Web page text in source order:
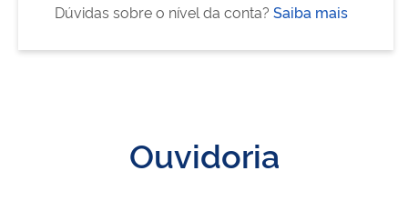
Dúvidas sobre o nível da conta? Saiba mais
Ouvidoria